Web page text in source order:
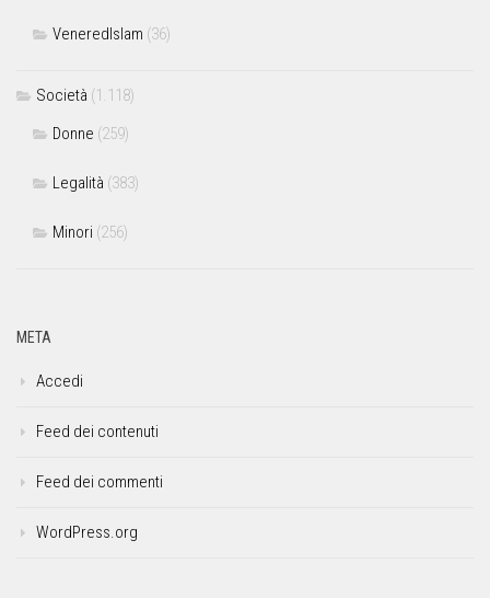
VeneredIslam (36)
Società (1.118)
Donne (259)
Legalità (383)
Minori (256)
META
Accedi
Feed dei contenuti
Feed dei commenti
WordPress.org